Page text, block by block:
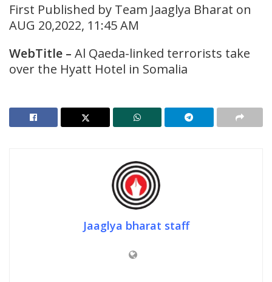
First Published by Team Jaaglya Bharat on
AUG 20,2022, 11:45 AM
WebTitle – Al Qaeda-linked terrorists take
over the Hyatt Hotel in Somalia
Jaaglya bharat staff